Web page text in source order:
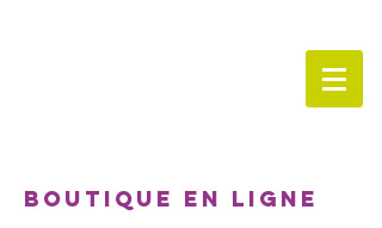
Boutique en ligne